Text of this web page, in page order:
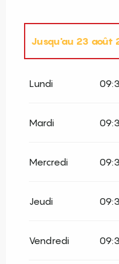
Jusqu'au 23 août
Du2 novembre
Lundi
Mardi
Mercredi
Jeudi
Vendredi